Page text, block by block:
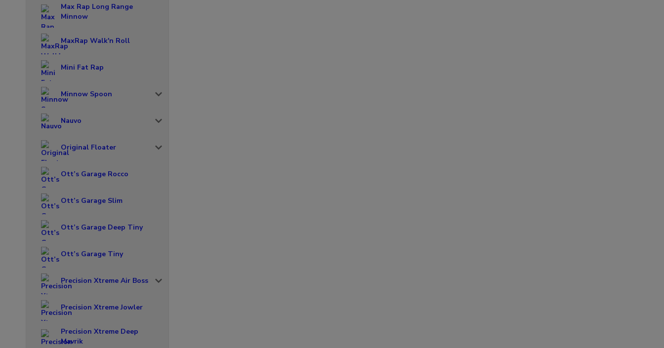
Max Rap Long Range
Minnow
MaxRap Walk'n Roll
Mini Fat Rap
Minnow Spoon
Nauvo
Original Floater
Ott’s Garage Rocco
Ott’s Garage Slim
Ott’s Garage Deep Tiny
Ott’s Garage Tiny
Precision Xtreme Air Boss
Precision Xtreme Jowler
Precision Xtreme Deep
Mavrik